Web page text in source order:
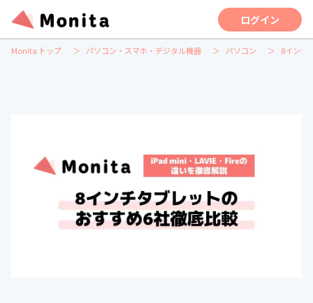
ログイン
Monita トップ パソコン・スマホ・デジタル機器 パソコン 8インチ